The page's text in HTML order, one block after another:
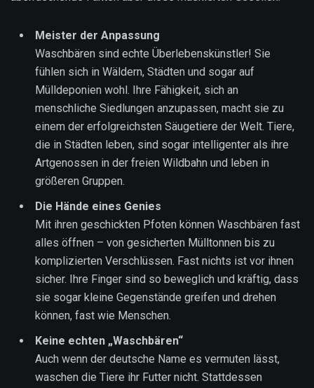
Meister der Anpassung
Waschbären sind echte Überlebenskünstler! Sie
fühlen sich in Wäldern, Städten und sogar auf
Mülldeponien wohl. Ihre Fähigkeit, sich an
menschliche Siedlungen anzupassen, macht sie zu
einem der erfolgreichsten Säugetiere der Welt. Tiere,
die in Städten leben, sind sogar intelligenter als ihre
Artgenossen in der freien Wildbahn und leben in
größeren Gruppen.
Die Hände eines Genies
Mit ihren geschickten Pfoten können Waschbären fast
alles öffnen – von gesicherten Mülltonnen bis zu
komplizierten Verschlüssen. Fast nichts ist vor ihnen
sicher. Ihre Finger sind so beweglich und kräftig, dass
sie sogar kleine Gegenstände greifen und drehen
können, fast wie Menschen.
Keine echten „Waschbären“
Auch wenn der deutsche Name es vermuten lässt,
waschen die Tiere ihr Futter nicht. Stattdessen